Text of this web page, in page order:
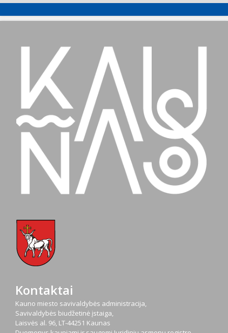
Kontaktai
Kauno miesto savivaldybės administracija,
Savivaldybės biudžetinė įstaiga,
Laisvės al. 96, LT-44251 Kaunas